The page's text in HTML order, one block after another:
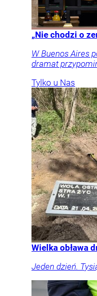
„Nie chodzi o
W Buenos Aires
dramat
Tylko u Nas
Wielka obława
Jeden dzień.